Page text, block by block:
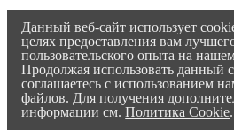
Данный веб-сайт использует
целях предоставления вам
пользовательского опыта на
Продолжая использовать данный
соглашаетесь с использованием
файлов. Для получения
информации см.Политика Cookie.